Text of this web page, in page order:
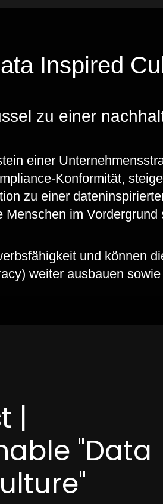
Inspired
zu einer
einer
Konformität,
zu einer
Menschen im Vordergrund
und können
weiter ausbauen
|
"Data